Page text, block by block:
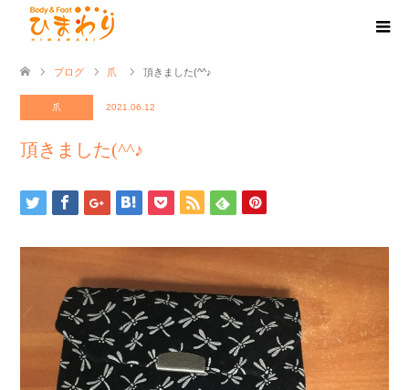
ブログ 爪 頂きました(^^♪
爪 2021.06.12
頂きました(^^♪